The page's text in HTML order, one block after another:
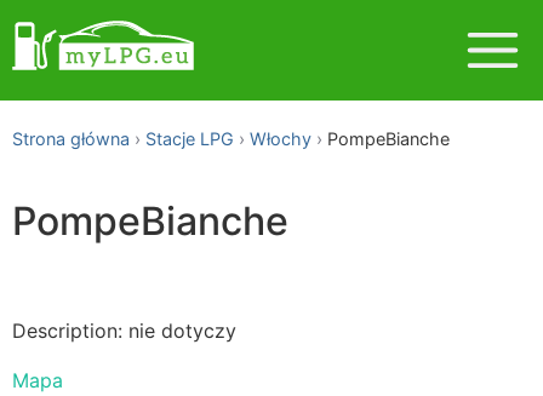
Strona główna Stacje LPG Włochy PompeBianche
PompeBianche
Description: nie dotyczy
Mapa